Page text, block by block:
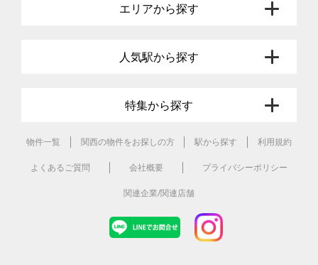
エリアから探す
人気駅から探す
特集から探す
物件一覧 関西の物件をお探しの方 駅から探す 利用規約
よくあるご質問 会社概要 プライバシーポリシー
関連企業/関連店舗